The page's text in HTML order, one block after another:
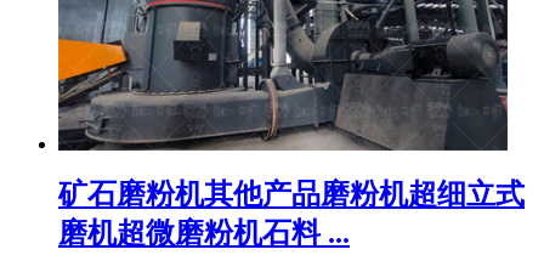
矿石磨粉机其他产品磨粉机超细立式
磨机超微磨粉机石料 ...